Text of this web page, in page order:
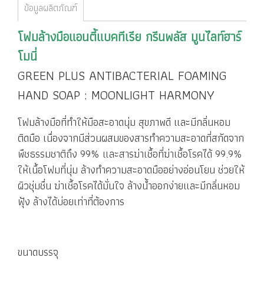
ข้อมูลผลิตภัณฑ์
โฟมล้างมือแอนตี้แบคทีเรีย กรีนพลัส มูนไลท์ฮาร์
โมนี่
GREEN PLUS ANTIBACTERIAL FOAMING
HAND SOAP : MOONLIGHT HARMONY
โฟมล้างมือที่ทำให้มือสะอาดนุ่ม สุขภาพดี และมีกลิ่นหอม
ติดมือ เนื่องจากมีส่วนผสมของสารทำความสะอาดที่สกัดจาก
พืชธรรมชาติถึง 99% และสารฆ่าเชื้อที่ฆ่าเชื้อโรคได้ 99.9%
ให้เนื้อโฟมที่นุ่ม ล้างทำความสะอาดมืออย่างอ่อนโยน ช่วยให้
ผิวชุ่มชื่น ฆ่าเชื้อโรคได้มั่นใจ ล้างน้ำออกง่ายและมีกลิ่นหอม
ฟุ้ง ล้างได้บ่อยเท่าที่ต้องการ
ขนาดบรรจุ